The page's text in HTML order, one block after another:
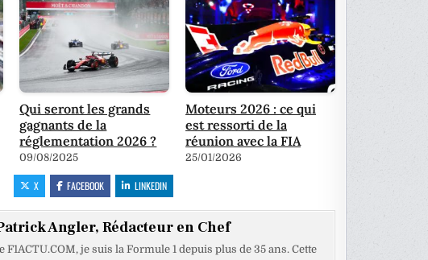
Qui seront les grands
gagnants de la
réglementation 2026 ?
09/08/2025
Moteurs 2026 : ce qui
est ressorti de la
réunion avec la FIA
25/01/2026
X FACEBOOK LINKEDIN
Angler, Rédacteur en Chef
F1ACTU.COM, je suis la Formule 1 depuis plus de 35 ans. Cette